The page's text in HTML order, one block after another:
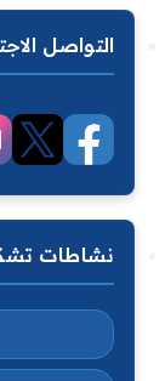
التواصل
نشاطات